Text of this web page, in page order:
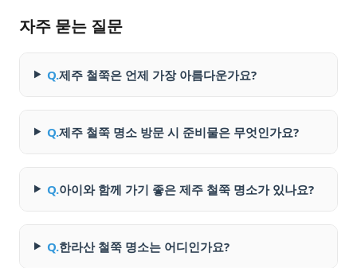
자주 묻는 질문
Q.제주 철쭉은 언제 가장 아름다운가요?
Q.제주 철쭉 명소 방문 시 준비물은 무엇인가요?
Q.아이와 함께 가기 좋은 제주 철쭉 명소가 있나요?
Q.한라산 철쭉 명소는 어디인가요?